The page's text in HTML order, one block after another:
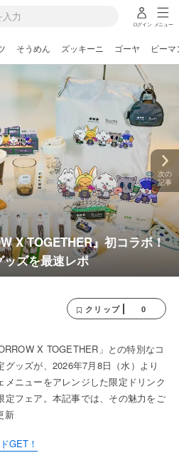
ログイン メニュー
そうめん ズッキーニ ゴーヤ ピーマ
X TOGETHER』初コラボ！
ズを最速レポ
次の
記事
クリップ 0
X TOGETHER」との特別なコ
ッズが、2026年7月8日（水）より
ニューをアレンジした限定ドリンク
定フェア。本記事では、その魅力をご
新
GET！